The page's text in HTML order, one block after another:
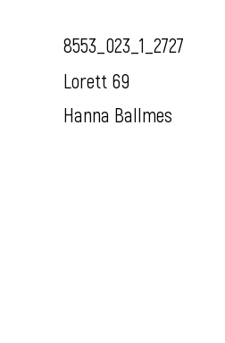
8553_023_1_2727
Lorett 69
Hanna Ballmes